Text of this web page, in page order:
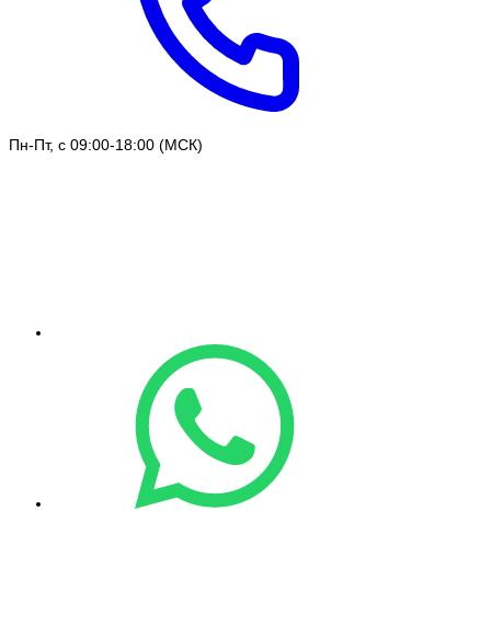
Пн-Пт, с 09:00-18:00 (МСК)